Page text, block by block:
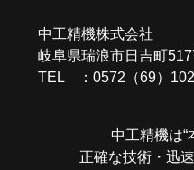
中工精機株式会社
岐阜県瑞浪市日吉町
TEL ：0572（69）
中工精機は“
正確な技術・迅